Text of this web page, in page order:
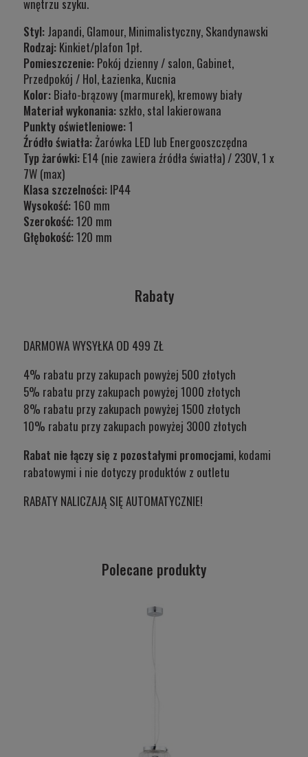
wnętrzu szyku.
Styl: Japandi, Glamour, Minimalistyczny, Skandynawski
Rodzaj: Kinkiet/plafon 1pł.
Pomieszczenie: Pokój dzienny / salon, Gabinet,
Przedpokój / Hol, Łazienka, Kucnia
Kolor: Biało-brązowy (marmurek), kremowy biały
Materiał wykonania: szkło, stal lakierowana
Punkty oświetleniowe:1
Źródło światła:Żarówka LED lub Energooszczędna
Typ żarówki: E14 (nie zawiera źródła światła) / 230V, 1 x
7W (max)
Klasa szczelności: IP44
Wysokość:160 mm
Szerokość:120 mm
Głębokość:120 mm
Rabaty
DARMOWA WYSYŁKA OD 499 ZŁ
4% rabatu przy zakupach powyżej 500 złotych
5% rabatu przy zakupach powyżej 1000 złotych
8% rabatu przy zakupach powyżej 1500 złotych
10% rabatu przy zakupach powyżej 3000 złotych
Rabat nie łączy się z pozostałymi promocjami, kodami
rabatowymi i nie dotyczy produktów z outletu
RABATY NALICZAJĄ SIĘ AUTOMATYCZNIE!
Polecane produkty